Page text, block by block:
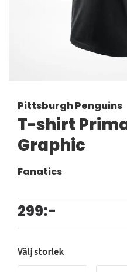
Pittsburgh Penguins
T-shirt
Graphic
Fanatics
299:-
Välj storlek